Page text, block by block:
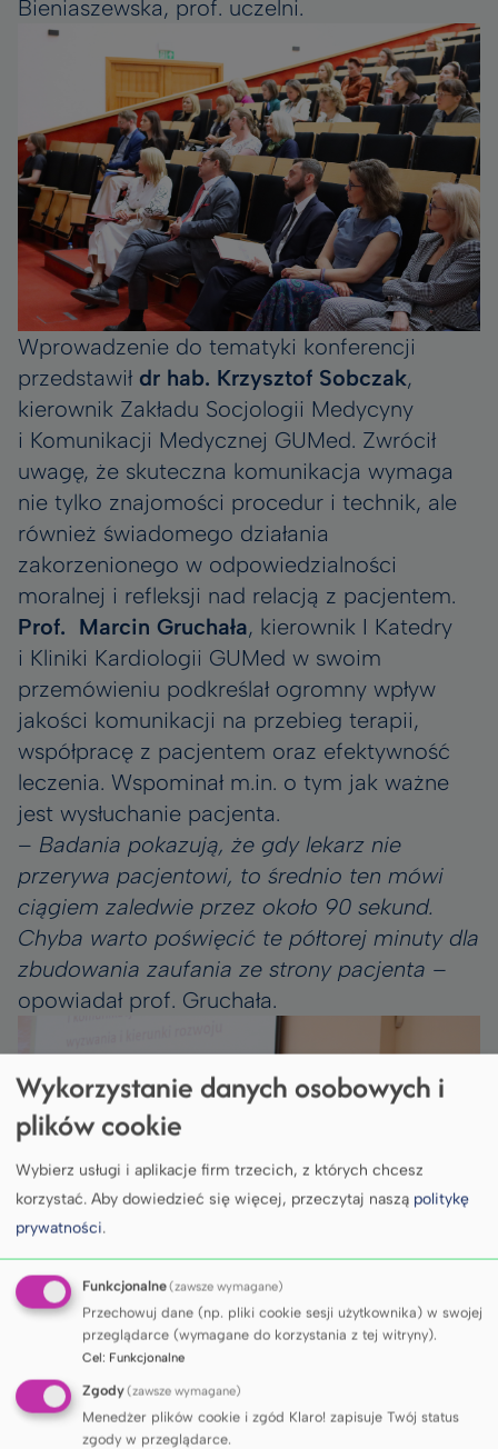
Bieniaszewska, prof. uczelni.
Wprowadzenie do tematyki konferencji
przedstawił dr hab. Krzysztof Sobczak,
kierownik Zakładu Socjologii Medycyny
i Komunikacji Medycznej GUMed. Zwrócił
uwagę, że skuteczna komunikacja wymaga
nie tylko znajomości procedur i technik, ale
również świadomego działania
zakorzenionego w odpowiedzialności
moralnej i refleksji nad relacją z pacjentem.
Prof. Marcin Gruchała, kierownik I Katedry
i Kliniki Kardiologii GUMed w swoim
przemówieniu podkreślał ogromny wpływ
jakości komunikacji na przebieg terapii,
współpracę z pacjentem oraz efektywność
leczenia. Wspominał m.in. o tym jak ważne
jest wysłuchanie pacjenta.
– Badania pokazują, że gdy lekarz nie
przerywa pacjentowi, to średnio ten mówi
ciągiem zaledwie przez około 90 sekund.
Chyba warto poświęcić te półtorej minuty dla
zbudowania zaufania ze strony pacjenta –
opowiadał prof. Gruchała.
Na wyzwania w komunikacji medycznej
związane z informatyzacją i rozwojem
sztucznej inteligencji zwracał z kolei uwagę
dr hab. Michał Nowicki
z Uniwersytetu
Wykorzystanie danych osobowych i
plików cookie
Wybierz usługi i aplikacje firm trzecich, z których chcesz
korzystać. Aby dowiedzieć się więcej, przeczytaj naszą politykę
prywatności.
Funkcjonalne(zawsze wymagane)
Przechowuj dane (np. pliki cookie sesji użytkownika) w swojej
przeglądarce (wymagane do korzystania z tej witryny).
Cel: Funkcjonalne
Zgody(zawsze wymagane)
Menedżer plików cookie i zgód Klaro! zapisuje Twój status
zgody w przeglądarce.